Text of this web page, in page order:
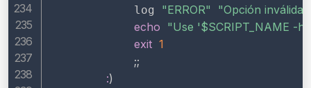
            log
"ERROR"
"Opción inválida:
echo "Use '$SCRIPT_NAME -h'
exit 1
;;
:)